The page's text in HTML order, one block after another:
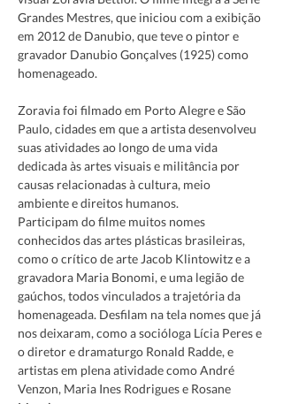
Grandes Mestres, que iniciou com a exibição
em 2012 de Danubio, que teve o pintor e
gravador Danubio Gonçalves (1925) como
Zoravia foi filmado em Porto Alegre e São
Paulo, cidades em que a artista desenvolveu
suas atividades ao longo de uma vida
dedicada às artes visuais e militância por
causas relacionadas à cultura, meio
ambiente e direitos humanos.
Participam do filme muitos nomes
conhecidos das artes plásticas brasileiras,
como o crítico de arte Jacob Klintowitz e a
gravadora Maria Bonomi, e uma legião de
gaúchos, todos vinculados a trajetória da
homenageada. Desfilam na tela nomes que já
nos deixaram, como a socióloga Lícia Peres e
o diretor e dramaturgo Ronald Radde, e
artistas em plena atividade como André
Venzon, Maria Ines Rodrigues e Rosane